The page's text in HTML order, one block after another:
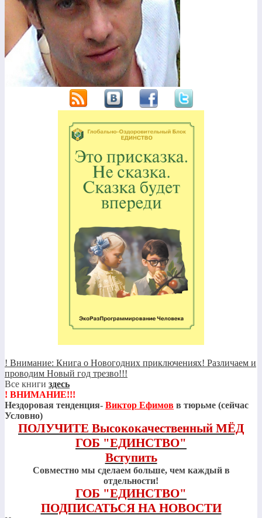
! Внимание: Книга о Новогодних приключениях! Различаем и
проводим Новый год трезво!!!
Все книги здесь
! ВНИМАНИЕ!!!
Нездоровая тенденция- Виктор Ефимов в тюрьме (сейчас
Условно)
ПОЛУЧИТЕ Высококачественный МЁД
ГОБ "ЕДИНСТВО"
Вступить
Совместно мы сделаем больше, чем каждый в
отдельности!
ГОБ "ЕДИНСТВО"
ПОДПИСАТЬСЯ НА НОВОСТИ